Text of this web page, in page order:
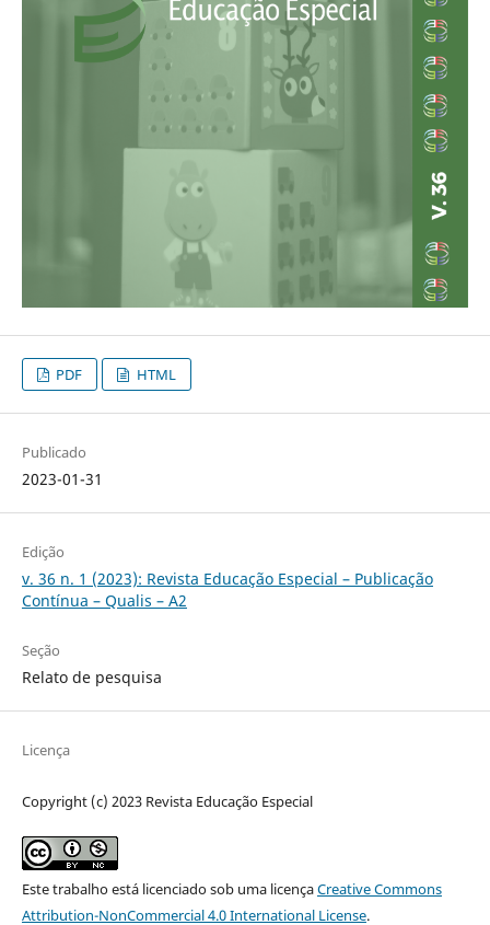
PDF HTML
Publicado
2023-01-31
Edição
v. 36 n. 1 (2023): Revista Educação Especial – Publicação
Contínua – Qualis – A2
Seção
Relato de pesquisa
Licença
Copyright (c) 2023 Revista Educação Especial
Este trabalho está licenciado sob uma licençaCreative Commons
Attribution-NonCommercial 4.0 International License.